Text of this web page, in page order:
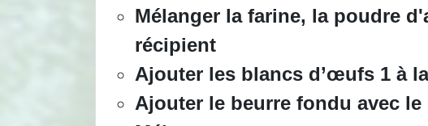
Mélanger la farine, la poudre
récipient
Ajouter les blancs d’œufs 1 à
Ajouter le beurre fondu avec le